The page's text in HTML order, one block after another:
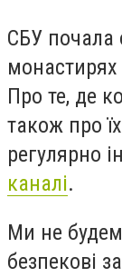
СБУ почала
Про те, де
також про
регулярно
каналі.
Ми не
безпекові